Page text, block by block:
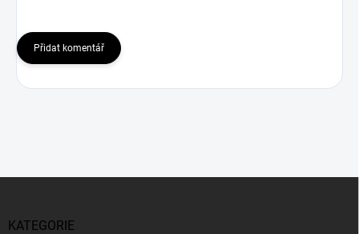
Přidat komentář
KATEGORIE